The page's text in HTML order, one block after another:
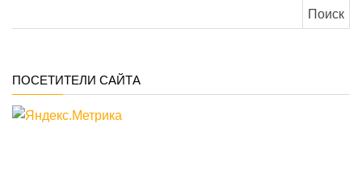
ПОСЕТИТЕЛИ САЙТА